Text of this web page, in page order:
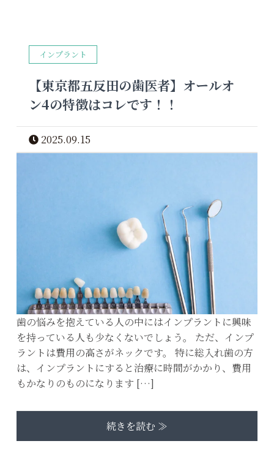
インプラント
【東京都五反田の歯医者】オールオ
ン4の特徴はコレです！！
2025.09.15
歯の悩みを抱えている人の中にはインプラントに興味
を持っている人も少なくないでしょう。 ただ、インプ
ラントは費用の高さがネックです。 特に総入れ歯の方
は、インプラントにすると治療に時間がかかり、費用
もかなりのものになります […]
続きを読む ≫